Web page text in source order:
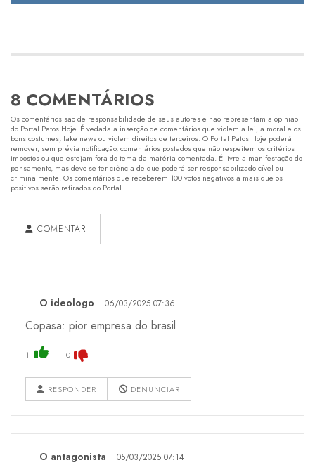
8 COMENTÁRIOS
Os comentários são de responsabilidade de seus autores e não representam a opinião
do Portal Patos Hoje. É vedada a inserção de comentários que violem a lei, a moral e os
bons costumes, fake news ou violem direitos de terceiros. O Portal Patos Hoje poderá
remover, sem prévia notificação, comentários postados que não respeitem os critérios
impostos ou que estejam fora do tema da matéria comentada. É livre a manifestação do
pensamento, mas deve-se ter ciência de que poderá ser responsabilizado cível ou
criminalmente! Os comentários que receberem 100 votos negativos a mais que os
positivos serão retirados do Portal.
COMENTAR
O ideologo 06/03/2025 07:36
Copasa: pior empresa do brasil
1 0
RESPONDER DENUNCIAR
O antagonista 05/03/2025 07:14